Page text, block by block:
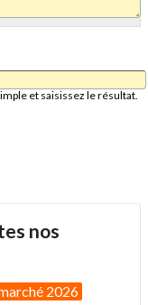
et saisissez le résultat.
nos
2026